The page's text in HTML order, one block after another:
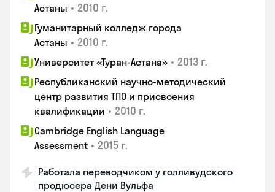
Астаны • 2010 г.
Гуманитарный колледж города
Астаны • 2010 г.
Университет «Туран-Астана» • 2013 г.
Республиканский научно-методический
центр развития ТПО и присвоения
квалификации • 2010 г.
Cambridge English Language
Assessment • 2015 г.
Работала переводчиком у голливудского
продюсера Дени Вульфа